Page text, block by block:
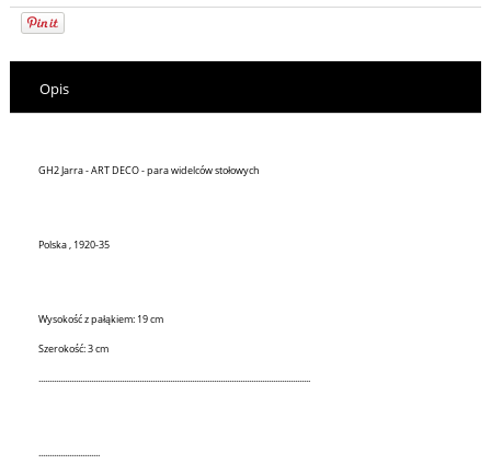
Opis
GH2 Jarra - ART DECO - para widelców stołowych
Polska , 1920-35
Wysokość z pałąkiem: 19 cm
Szerokość: 3 cm
............................................................................................................................
............................